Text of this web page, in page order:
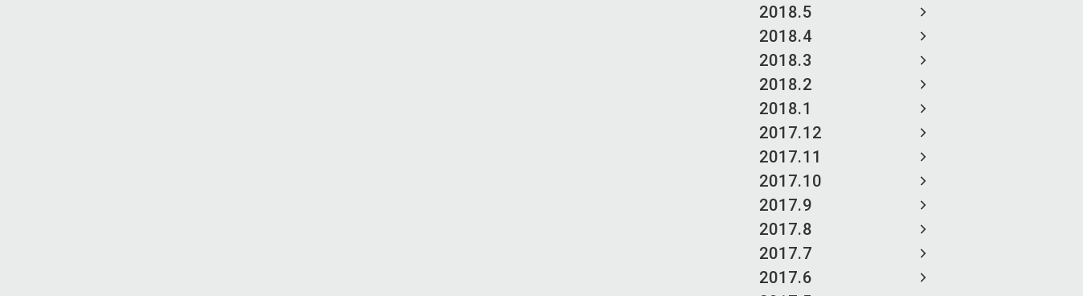
2018.5
2018.4
2018.3
2018.2
2018.1
2017.12
2017.11
2017.10
2017.9
2017.8
2017.7
2017.6